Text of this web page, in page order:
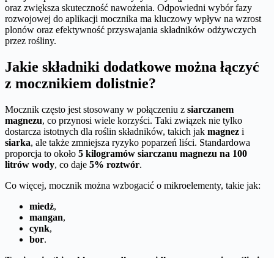
oraz zwiększa skuteczność nawożenia. Odpowiedni wybór fazy
rozwojowej do aplikacji mocznika ma kluczowy wpływ na wzrost
plonów oraz efektywność przyswajania składników odżywczych
przez rośliny.
Jakie składniki dodatkowe można łączyć
z mocznikiem dolistnie?
Mocznik często jest stosowany w połączeniu z siarczanem
magnezu, co przynosi wiele korzyści. Taki związek nie tylko
dostarcza istotnych dla roślin składników, takich jak magnez i
siarka, ale także zmniejsza ryzyko poparzeń liści. Standardowa
proporcja to około 5 kilogramów siarczanu magnezu na 100
litrów wody, co daje 5% roztwór.
Co więcej, mocznik można wzbogacić o mikroelementy, takie jak:
miedź,
mangan,
cynk,
bor.